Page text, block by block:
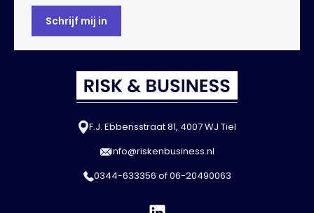
F.J. Ebbensstraat 81, 4007 WJ Tiel
info@riskenbusiness.nl
0344-633356 of06-20490063